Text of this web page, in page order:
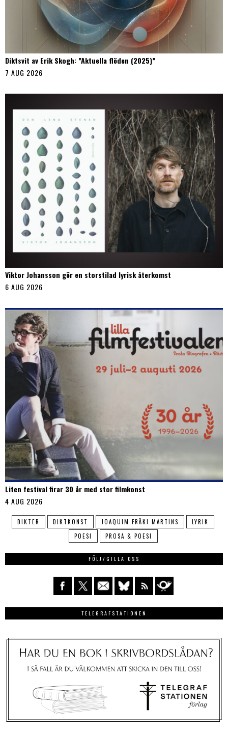
Diktsvit av Erik Skogh: ”Aktuella flöden (2025)”
7 AUG 2026
Viktor Johansson gör en storstilad lyrisk återkomst
6 AUG 2026
Liten festival firar 30 år med stor filmkonst
4 AUG 2026
DIKTER DIKTKONST JOAQUIM FRÄKI MARTINS
LYRIK
POESI
PROSA & POESI
FÖLJ/GILLA OSS
TELEGRAFSTATIONEN